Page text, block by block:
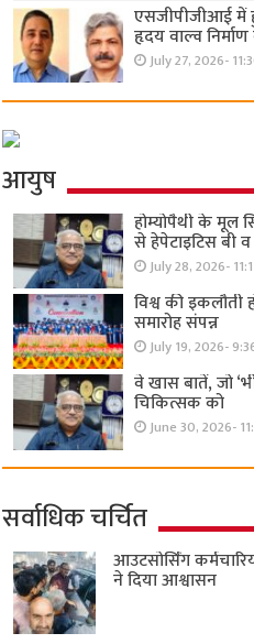
एसजीपीजीआई में
हृदय वाल्व
July 27, 2026-
आयुष
होम्योपैथी के मूल
से हेपेटाइटिस बी
July 28, 2026-
विश्व की इकलौती
समारोह संपन्न
July 19, 2026-
वे खास बातें, जो
चिकित्सक को
June 30, 2026-
सर्वाधिक चर्चित
आउटसोर्सिंग
ने दिया आश्वासन